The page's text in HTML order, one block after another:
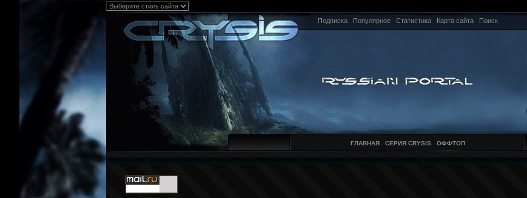
Подписка Популярное Статистика Карта сайта Поиск
ГЛАВНАЯ СЕРИЯ CRYSIS ОФФТОП